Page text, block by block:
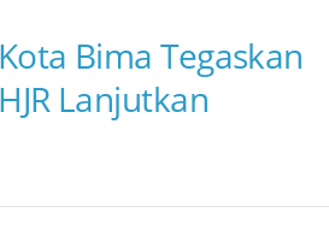
Bima Tegaskan
Lanjutkan